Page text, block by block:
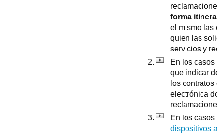
forma
el mismo las
quien las
servicios y
En los
que indicar
los
electrónica
En los
dispositivos